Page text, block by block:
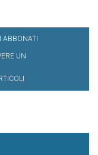
ABBONATI
UN